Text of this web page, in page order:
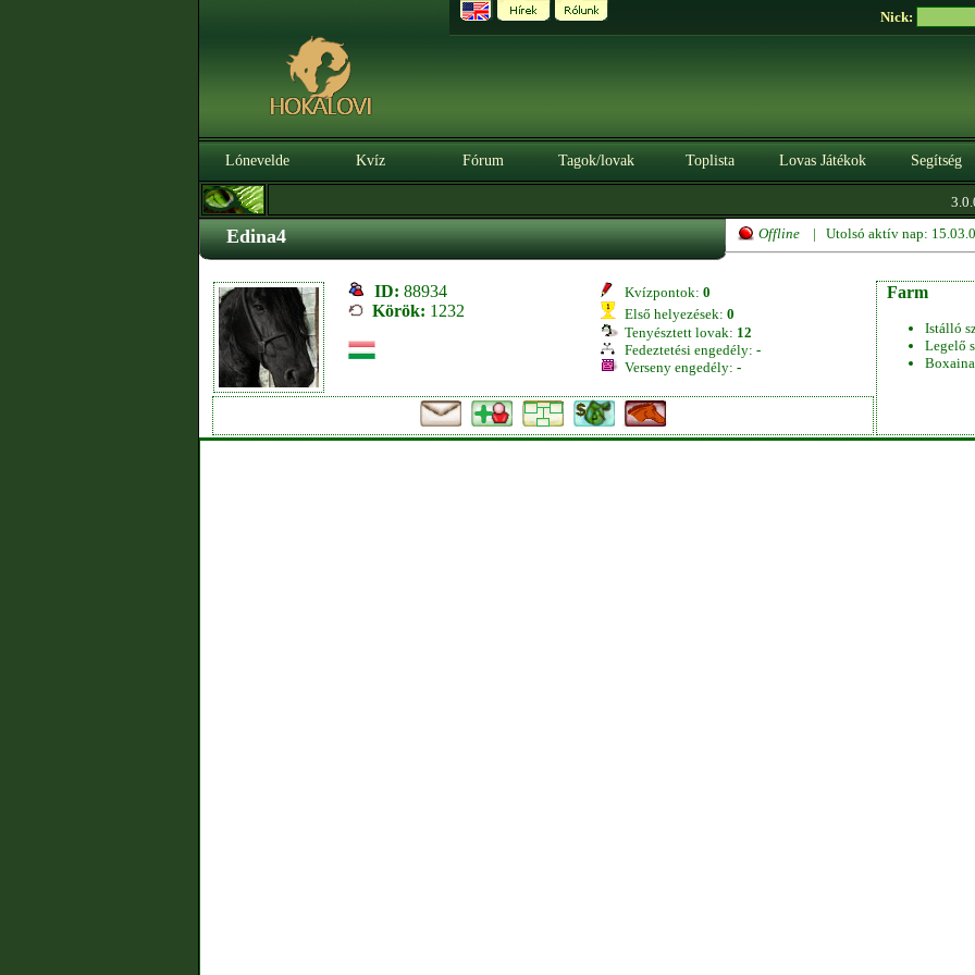
Nick:
Lónevelde Kvíz Fórum Tagok/lovak Toplista Lovas Játékok Segítség
Edina4 Offline | Utolsó aktív nap:
ID: 88934
Körök: 1232
Kvízpontok: 0
Első helyezések: 0
Tenyésztett lovak: 12
Fedeztetési engedély: -
Verseny engedély: -
Farm
Istálló
Legelő